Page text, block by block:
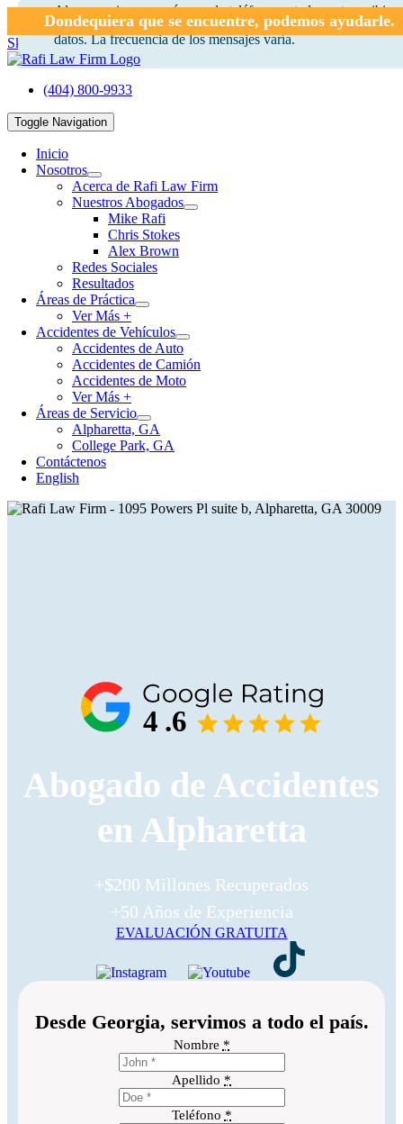
Dondequiera que se encuentre, podemos ayudarle.
Skip to content
(404) 800-9933
Toggle Navigation
Inicio
Nosotros
Acerca de Rafi Law Firm
Nuestros Abogados
Mike Rafi
Chris Stokes
Alex Brown
Redes Sociales
Resultados
Áreas de Práctica
Ver Más +
Accidentes de Vehículos
Accidentes de Auto
Accidentes de Camión
Accidentes de Moto
Ver Más +
Áreas de Servicio
Alpharetta, GA
College Park, GA
Contáctenos
English
4 .6
Abogado de Accidentes
en Alpharetta
+$200 Millones Recuperados
+50 Años de Experiencia
EVALUACIÓN GRATUITA
Desde Georgia, servimos a todo el país.
Nombre *
Apellido *
Teléfono *
Nombre Completo
Email
Teléfono
Código Postal
Describe tu Caso
Al proporcionar su número de teléfono, usted acepta recibir
de texto de Rafi Law Firm. Pueden aplicarse tarifas por
datos. La frecuencia de los mensajes varía.